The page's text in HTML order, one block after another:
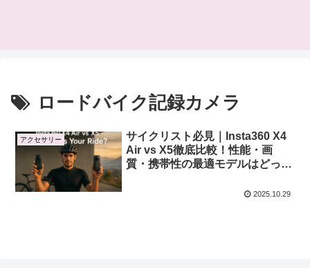
ロードバイク記録カメラ
アクセサリー
サイクリスト必見｜Insta360 X4
Air vs X5徹底比較！性能・画
質・携帯性の最適モデルはどっ
2025.10.29